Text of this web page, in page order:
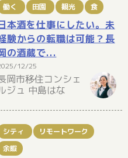
働く 田園 観光 食
本酒を仕事にしたい。未
験からの転職は可能？長
の酒蔵で...
12/25
岡市移住コンシェ
ジュ 中島はな
シティ
リモートワーク
余暇